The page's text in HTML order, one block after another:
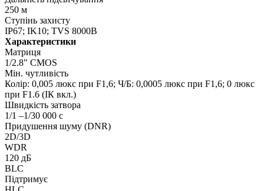
250 м
Ступінь захисту
IP67; IK10; TVS 8000В
Характеристики
Матриця
1/2.8" CMOS
Мін. чутливість
Колір: 0,005 люкс при F1,6; Ч/Б: 0,0005 люкс при F1,6; 0 люкс
при F1.6 (ІК вкл.)
Швидкість затвора
1/1 –1/30 000 с
Придушення шуму (DNR)
2D/3D
WDR
120 дБ
BLC
Підтримує